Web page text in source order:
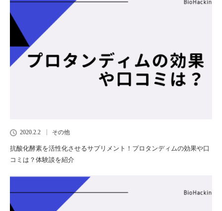
2020.2.2 その他
抗酸化酵素を活性化させるサプリメント！プロタンディムの効果や口
コミは？体験談を紹介